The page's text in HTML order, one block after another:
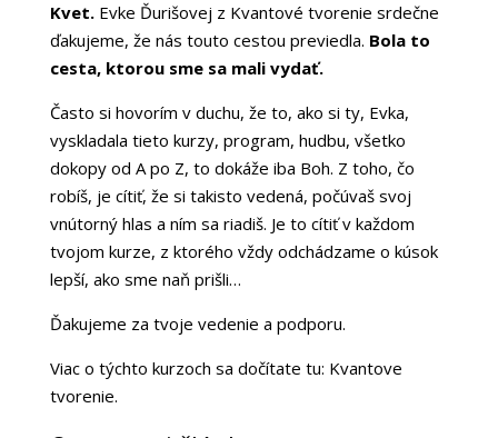
Kvet.Evke Ďurišovej z Kvantové tvorenie srdečne
ďakujeme, že nás touto cestou previedla. Bola to
cesta, ktorou sme sa mali vydať.
Často si hovorím v duchu, že to, ako si ty, Evka,
vyskladala tieto kurzy, program, hudbu, všetko
dokopy od A po Z, to dokáže iba Boh. Z toho, čo
robíš, je cítiť, že si takisto vedená, počúvaš svoj
vnútorný hlas a ním sa riadiš. Je to cítiť v každom
tvojom kurze, z ktorého vždy odchádzame o kúsok
lepší, ako sme naň prišli…
Ďakujeme za tvoje vedenie a podporu.
Viac o týchto kurzoch sa dočítate tu: Kvantove
tvorenie.